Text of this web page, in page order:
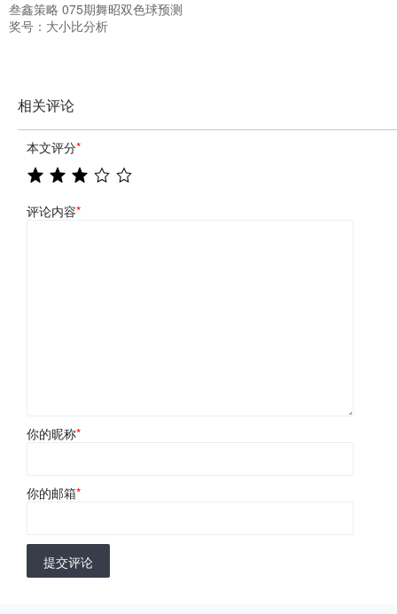
叁鑫策略 075期舞昭双色球预测
奖号：大小比分析
相关评论
本文评分*
评论内容*
你的昵称*
你的邮箱*
提交评论